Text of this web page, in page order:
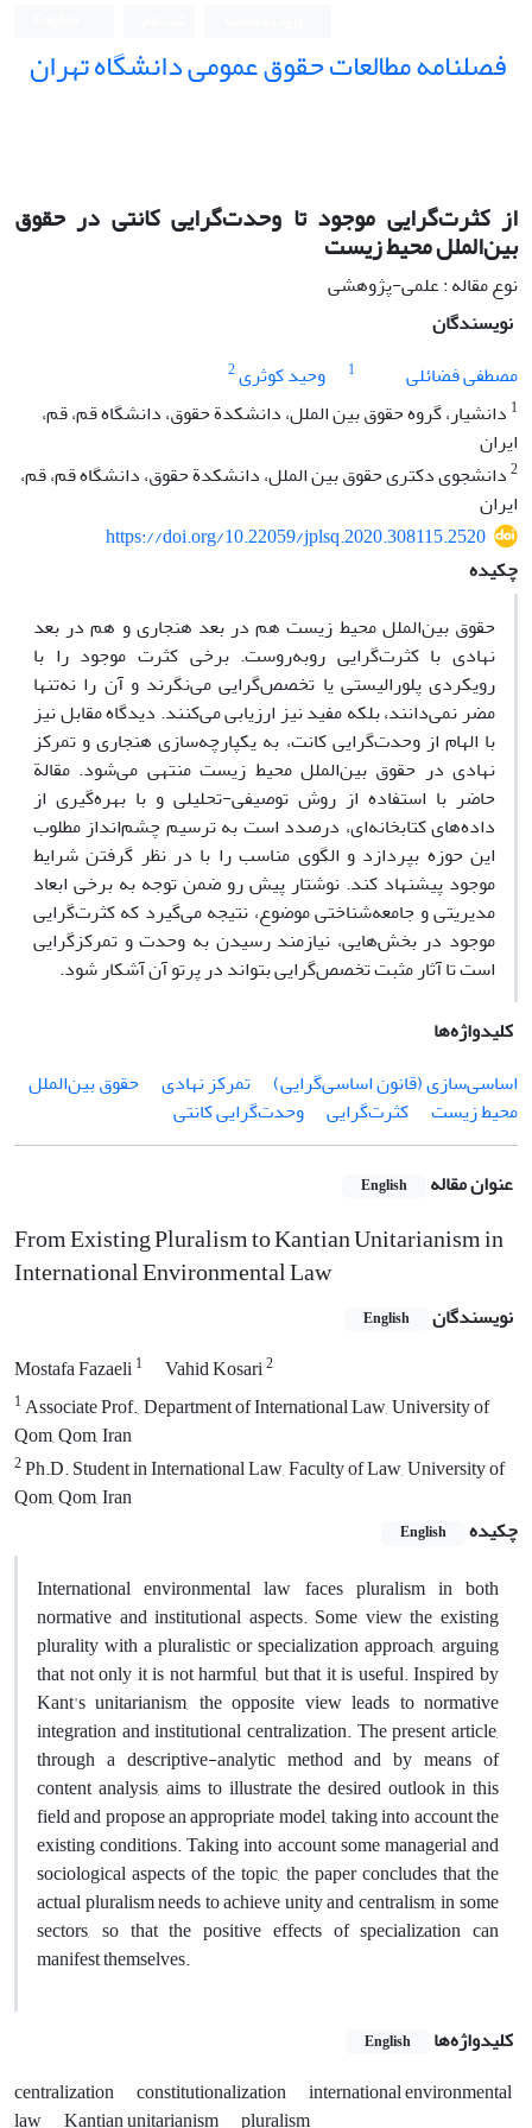
فصلنامه مطالعات حقوق عمومی دانشگاه تهران
از کثرت‌گرایی موجود تا وحدت‌گرایی کانتی در حقوق
بین‌الملل محیط زیست
نوع مقاله : علمی-پژوهشی
نویسندگان
مصطفی فضائلی
1 وحید کوثری2
1 دانشیار، گروه حقوق بین الملل، دانشکدة حقوق، دانشگاه قم، قم،
ایران
2دانشجوی دکتری حقوق بین الملل، دانشکدة حقوق، دانشگاه قم، قم،
ایران
https://doi.org/10.22059/jplsq.2020.308115.2520
چکیده
حقوق بین‌الملل محیط زیست هم در بعد هنجاری و هم در بعد
نهادی با کثرت‌گرایی روبه‌روست. برخی کثرت موجود را با
رویکردی پلورالیستی یا تخصص‌گرایی می‌نگرند و آن را نه‌تنها
مضر نمی‌دانند، بلکه مفید نیز ارزیابی می‌کنند. دیدگاه مقابل نیز
با الهام از وحدت‌گرایی کانت، به یکپارچه‌سازی هنجاری و تمرکز
نهادی در حقوق بین‌الملل محیط زیست منتهی می‌شود. مقالة
حاضر با استفاده از روش توصیفی-تحلیلی و با بهره‌گیری از
داده‌های کتابخانه‌ای، درصدد است به ترسیم چشم‌انداز مطلوب
این حوزه بپردازد و الگوی مناسب را با در نظر گرفتن شرایط
موجود پیشنهاد کند. نوشتار پیش رو ضمن توجه به برخی ابعاد
مدیریتی و جامعه‌شناختی موضوع، نتیجه می‌گیرد که کثرت‌گرایی
موجود در بخش‌هایی، نیازمند رسیدن به وحدت و تمرکزگرایی
است تا آثار مثبت تخصص‌گرایی بتواند در پرتو آن آشکار شود.
کلیدواژه‌ها
اساسی‌سازی (قانون اساسی‌گرایی)
تمرکز نهادی
حقوق بین‌الملل
محیط زیست
کثرت‌گرایی وحدت‌گرایی کانتی
عنوان مقاله English
From Existing Pluralism to Kantian Unitarianism in
International Environmental Law
نویسندگان English
Mostafa Fazaeli1 Vahid Kosari2
1Associate Prof., Department of International Law, University of
Qom, Qom, Iran
2Ph.D. Student in International Law, Faculty of Law, University of
Qom, Qom, Iran
چکیده
English
International environmental law faces pluralism in both
normative and institutional aspects. Some view the existing
plurality with a pluralistic or specialization approach, arguing
that not only it is not harmful, but that it is useful. Inspired by
Kant's unitarianism, the opposite view leads to normative
integration and institutional centralization. The present article,
through a descriptive-analytic method and by means of
content analysis, aims to illustrate the desired outlook in this
field and propose an appropriate model, taking into account the
existing conditions. Taking into account some managerial and
sociological aspects of the topic, the paper concludes that the
actual pluralism needs to achieve unity and centralism, in some
sectors, so that the positive effects of specialization can
manifest themselves.
کلیدواژه‌ها English
centralization constitutionalization
international environmental
law
Kantian unitarianism pluralism